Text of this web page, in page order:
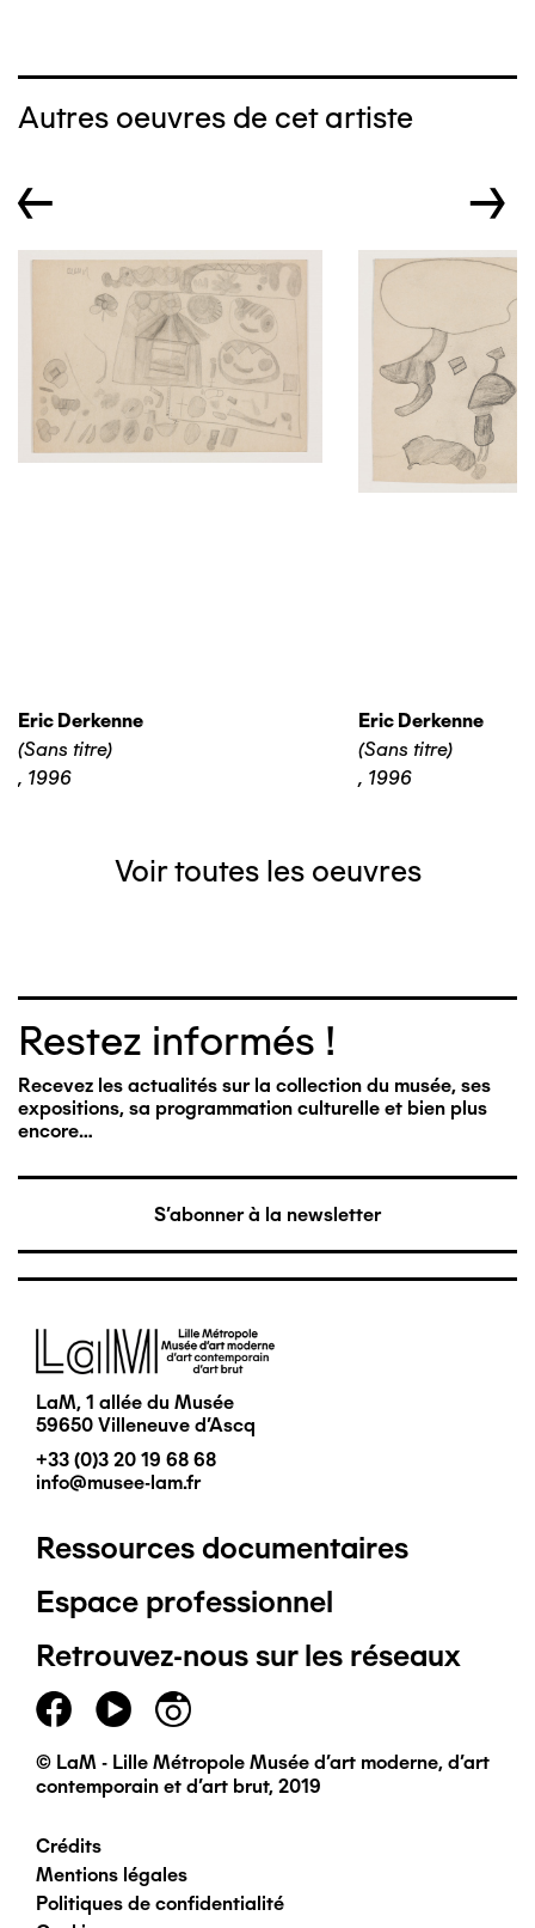
Autres oeuvres de cet artiste
← →
Eric Derkenne
(Sans titre)
, 1996
Eric Derkenne
(Sans titre)
, 1996
Voir toutes les oeuvres
Restez informés !
Recevez les actualités sur la collection du musée, ses
expositions, sa programmation culturelle et bien plus
encore…
S'abonner à la newsletter
Image
LaM, 1 allée du Musée
59650 Villeneuve d'Ascq
+33 (0)3 20 19 68 68
info@musee-lam.fr
Pied
de
page
principal
Ressources documentaires
Espace professionnel
Retrouvez-nous sur les réseaux
© LaM - Lille Métropole Musée d'art moderne, d'art
contemporain et d'art brut, 2019
Pied
Crédits
Mentions légales
Politiques de confidentialité